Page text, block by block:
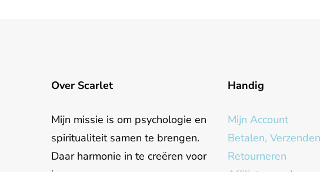
Over Scarlet
Mijn missie is om psychologie en
spiritualiteit samen te brengen.
Daar harmonie in te creëren voor
Handig
Mijn Account
Betalen,
Retourneren